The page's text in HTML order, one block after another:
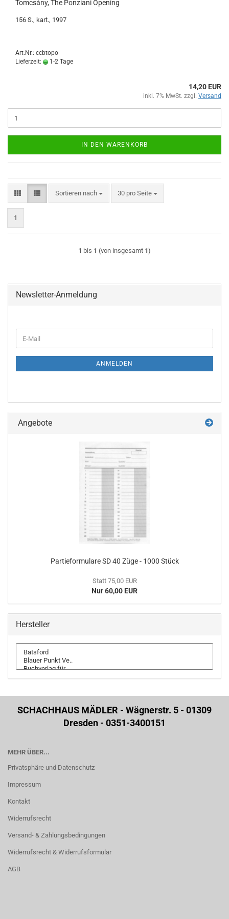
Tomcsány, The Ponziani Opening
156 S., kart., 1997
Art.Nr.: ccbtopo
Lieferzeit:
1-2 Tage
14,20 EUR
inkl. 7% MwSt. zzgl. Versand
IN DEN WARENKORB
Sortieren nach
Sortieren nach 30 pro Seite
pro Seite
1
1 bis 1 (von insgesamt 1)
Newsletter-Anmeldung
ZUR
E-
Mail
ANMELDEN
Angebote
Partieformulare SD 40 Züge - 1000 Stück
Statt 75,00 EUR
Nur 60,00 EUR
Hersteller
SCHACHHAUS MÄDLER - Wägnerstr. 5 - 01309
Dresden - 0351-3400151
MEHR ÜBER...
Privatsphäre und Datenschutz
Impressum
Kontakt
Widerrufsrecht
Versand- & Zahlungsbedingungen
Widerrufsrecht & Widerrufsformular
AGB